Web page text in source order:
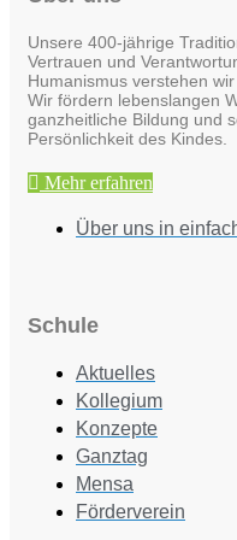
Unsere 400-jährige
Vertrauen und
Humanismus verstehen
Wir fördern lebenslangen
ganzheitliche Bildung und
Persönlichkeit des Kindes.
Mehr erfahren
Über uns in
Schule
Aktuelles
Kollegium
Konzepte
Ganztag
Mensa
Förderverein